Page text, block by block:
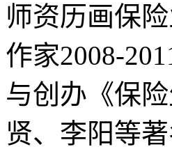
师资历画保
作家2008-
与创办《保
贤、李阳等